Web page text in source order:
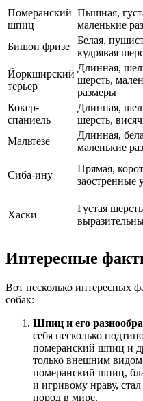
Померанский
шпиц
Пышная,
маленькие
Бишон фризе
Белая,
кудрявая
Йоркширский
терьер
Длинная,
шерсть,
размеры
Кокер-
спаниель
Длинная,
шерсть,
Мальтезе
Длинная,
маленькие
Сиба-ину
Прямая,
заостренные
Хаски
Густая
Интересные
Вот несколько интересных
собак:
Шпиц и его
себя несколько
померанский шпиц и
только внешним
померанский шпиц,
и игривому нраву,
пород в мире.